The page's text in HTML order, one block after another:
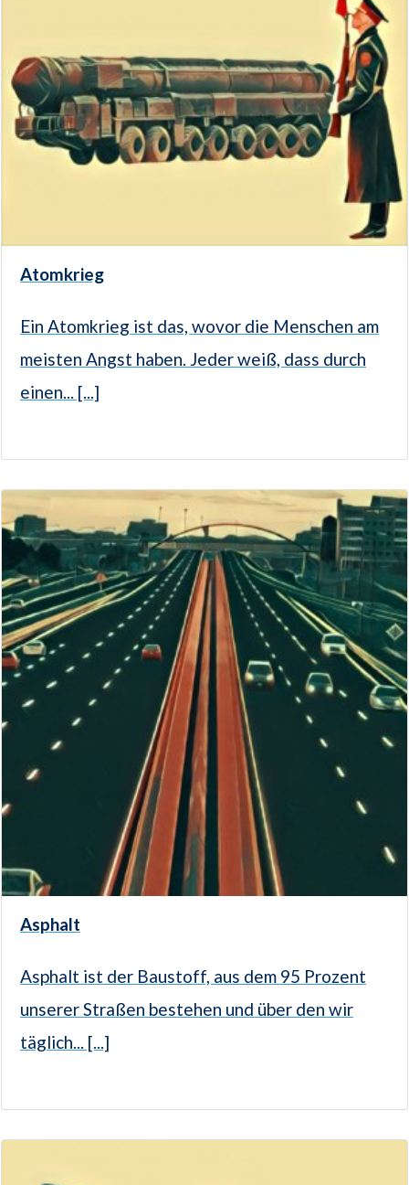
Atomkrieg
Ein Atomkrieg ist das, wovor die Menschen am
meisten Angst haben. Jeder weiß, dass durch
einen... [...]
Asphalt
Asphalt ist der Baustoff, aus dem 95 Prozent
unserer Straßen bestehen und über den wir
täglich... [...]